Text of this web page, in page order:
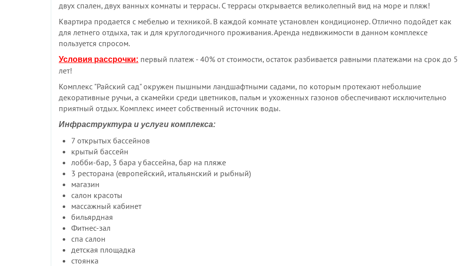
двух спален, двух ванных комнаты и террасы. С террасы открывается великолепный вид на море и пляж!
Квартира продается с мебелью и техникой. В каждой комнате установлен кондиционер. Отлично подойдет как
для летнего отдыха, так и для круглогодичного проживания. Аренда недвижимости в данном комплексе
пользуется спросом.
Условия рассрочки: первый платеж - 40% от стоимости, остаток разбивается равными платежами на срок до 5
лет!
Комплекс "Райский сад" окружен пышными ландшафтными садами, по которым протекают небольшие
декоративные ручьи, а скамейки среди цветников, пальм и ухоженных газонов обеспечивают исключительно
приятный отдых. Комплекс имеет собственный источник воды.
Инфраструктура и услуги комплекса:
7 открытых бассейнов
крытый бассейн
лобби-бар, 3 бара у бассейна, бар на пляже
3 ресторана (европейский, итальянский и рыбный)
магазин
салон красоты
массажный кабинет
бильярдная
Фитнес-зал
спа салон
детская площадка
стоянка